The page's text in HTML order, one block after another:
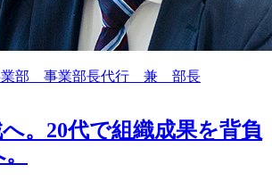
業部 事業部長代行 兼 部長
。20代で組織成果を背負